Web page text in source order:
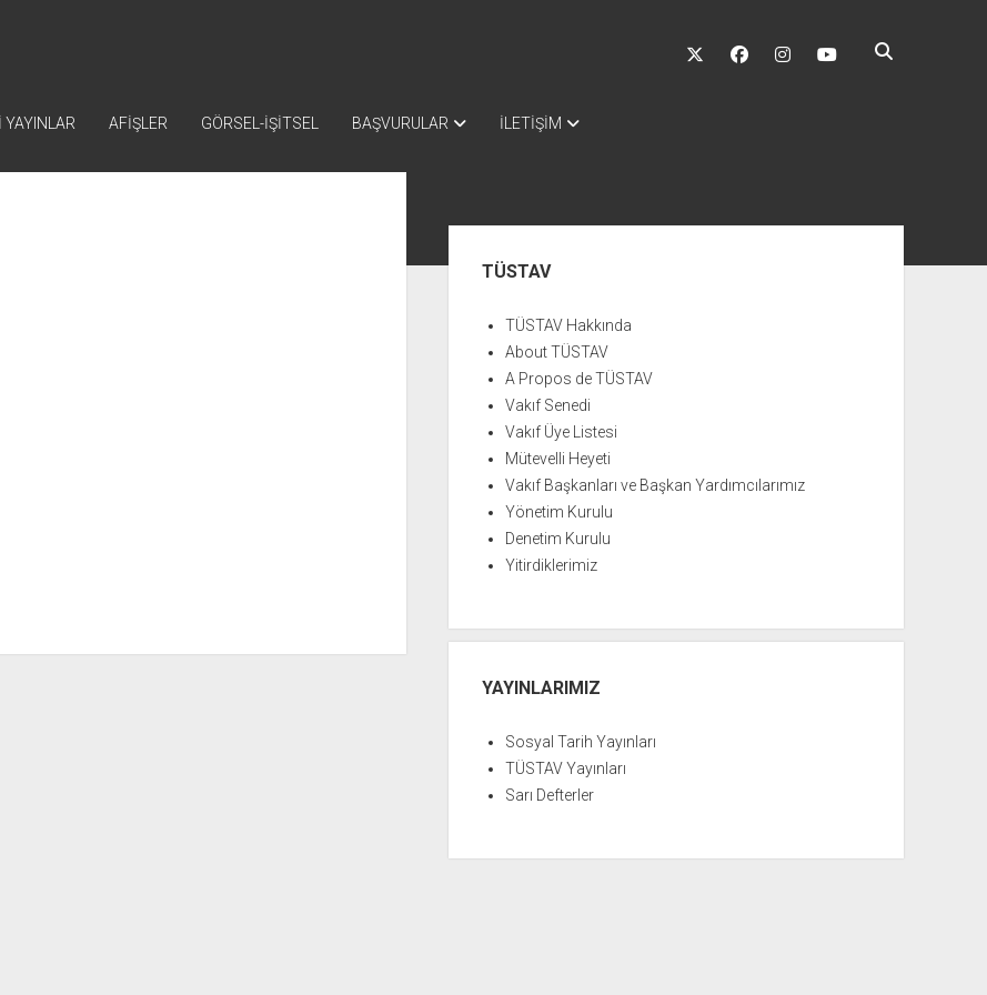
twitter facebookinstagramyoutube
YAYINLAR AFİŞLER GÖRSEL-İŞİTSEL BAŞVURULAR İLETİŞİM
MenüTÜSTAV
TÜSTAV Hakkında
About TÜSTAV
A Propos de TÜSTAV
Vakıf Senedi
Vakıf Üye Listesi
Mütevelli Heyeti
Vakıf Başkanları ve Başkan Yardımcılarımız
Yönetim Kurulu
Denetim Kurulu
Yitirdiklerimiz
YAYINLARIMIZ
Sosyal Tarih Yayınları
TÜSTAV Yayınları
Sarı Defterler